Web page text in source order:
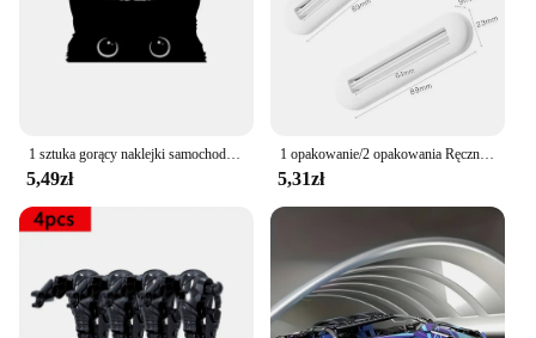
1 sztuka gorący naklejki samochodowe akcesoria biedny kot kradnie z dużymi oczami zegarek winylowy obudowa stylizacyjna samochodowy wodoodporny PVC
5,49zł
1 opakowanie/2 opakowania Ręczny wyciskacz do pasty do zębów do użytku domowego, odpowiedni do pasty do zębów, kremów do rąk, wyciskacza do mycia twarzy, biały
5,31zł